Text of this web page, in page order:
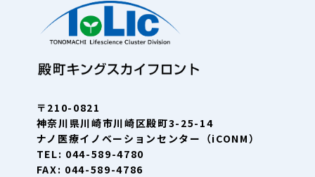
〒210-0821
神奈川県川崎市川崎区殿町3-25-14
ナノ医療イノベーションセンター（iCONM）
TEL: 044-589-4780
FAX: 044-589-4786